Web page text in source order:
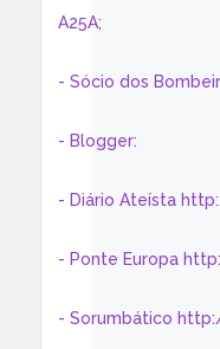
A25A;
- Sócio dos
- Blogger:
- Diário Ateísta
- Ponte Europa
- Sorumbático